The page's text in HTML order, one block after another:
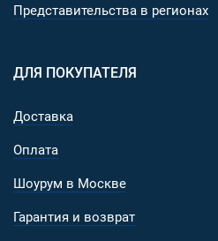
Представительства в регионах
ДЛЯ ПОКУПАТЕЛЯ
Доставка
Оплата
Шоурум в Москве
Гарантия и возврат